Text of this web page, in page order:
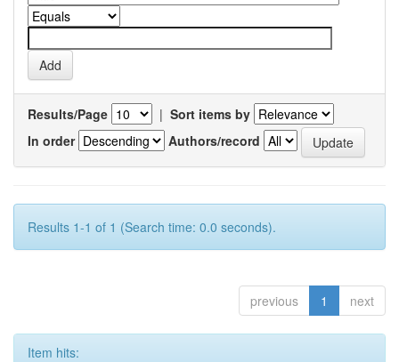
Results/Page | Sort items by
In order
Authors/record
Results 1-1 of 1 (Search time: 0.0 seconds).
previous 1 next
Item hits: